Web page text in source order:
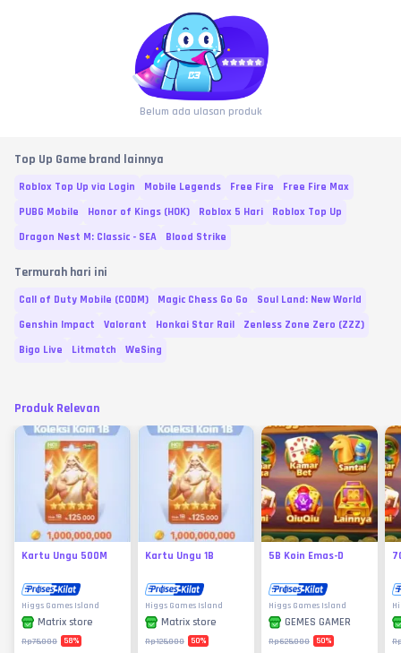
Belum ada ulasan produk
Top Up Game brand lainnya
Roblox Top Up via Login Mobile Legends Free Fire
Free Fire Max
PUBG Mobile
Honor of Kings (HOK) Roblox 5 Hari
Roblox Top Up
Dragon Nest M: Classic - SEA
Blood Strike
Termurah hari ini
Call of Duty Mobile (CODM) Magic Chess Go Go
Soul Land: New World
Genshin Impact
Valorant Honkai Star Rail
Zenless Zone Zero (ZZZ)
Bigo Live
Litmatch WeSing
Produk Relevan
Kartu Ungu 500M
Higgs Games Island
Matrix store
Rp75.000 58%
Kartu Ungu 1B
Higgs Games Island
Matrix store
Rp125.000 50%
5B Koin Emas-D
Higgs Games Island
GEMES GAMER
Rp625.000 50%